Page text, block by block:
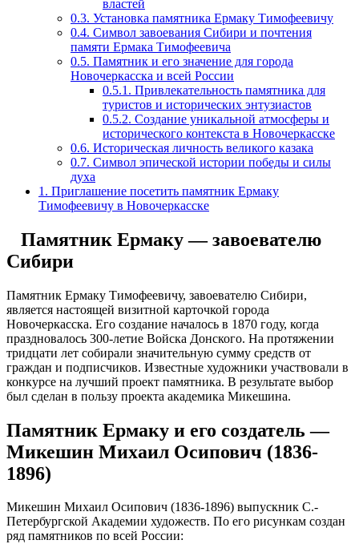
властей
0.3. Установка памятника Ермаку Тимофеевичу
0.4. Символ завоевания Сибири и почтения
памяти Ермака Тимофеевича
0.5. Памятник и его значение для города
Новочеркасска и всей России
0.5.1. Привлекательность памятника для
туристов и исторических энтузиастов
0.5.2. Создание уникальной атмосферы и
исторического контекста в Новочеркасске
0.6. Историческая личность великого казака
0.7. Символ эпической истории победы и силы
духа
1. Приглашение посетить памятник Ермаку
Тимофеевичу в Новочеркасске
Памятник Ермаку — завоевателю
Сибири
Памятник Ермаку Тимофеевичу, завоевателю Сибири,
является настоящей визитной карточкой города
Новочеркасска. Его создание началось в 1870 году, когда
праздновалось 300-летие Войска Донского. На протяжении
тридцати лет собирали значительную сумму средств от
граждан и подписчиков. Известные художники участвовали в
конкурсе на лучший проект памятника. В результате выбор
был сделан в пользу проекта академика Микешина.
Памятник Ермаку и его создатель —
Микешин Михаил Осипович (1836-
1896)
Микешин Михаил Осипович (1836-1896) выпускник С.-
Петербургской Академии художеств. По его рисункам создан
ряд памятников по всей России: